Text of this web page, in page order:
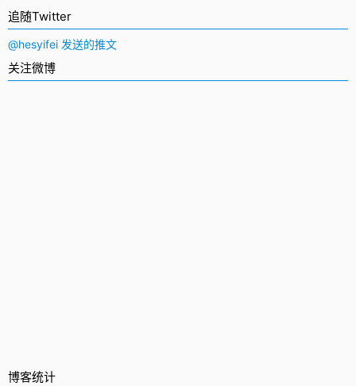
追随Twitter
@hesyifei 发送的推文
关注微博
博客统计